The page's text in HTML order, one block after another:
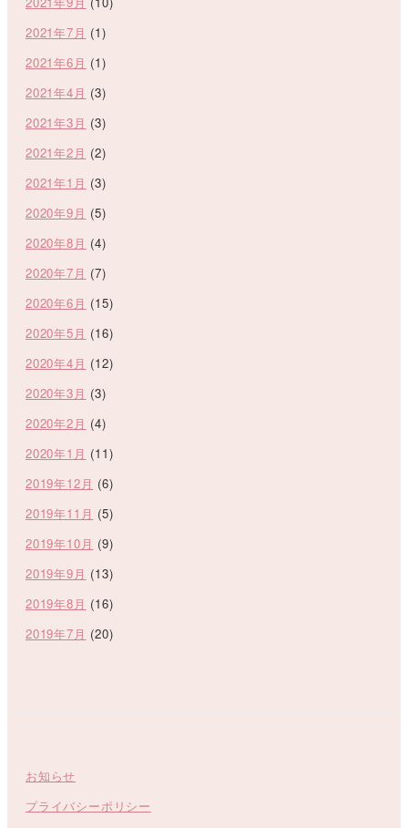
2021年7月 (1)
2021年6月 (1)
2021年4月 (3)
2021年3月 (3)
2021年2月 (2)
2021年1月 (3)
2020年9月 (5)
2020年8月 (4)
2020年7月 (7)
2020年6月 (15)
2020年5月 (16)
2020年4月 (12)
2020年3月 (3)
2020年2月 (4)
2020年1月 (11)
2019年12月 (6)
2019年11月 (5)
2019年10月 (9)
2019年9月 (13)
2019年8月 (16)
2019年7月 (20)
お知らせ
プライバシーポリシー